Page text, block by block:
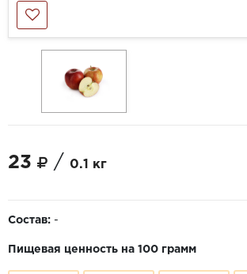
23 / 0.1 кг
Состав: -
Пищевая ценность на 100 грамм